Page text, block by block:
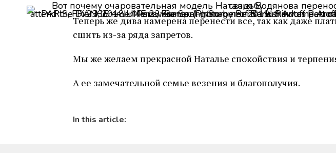
PARIS, FRANCE — JUNE 23: General manager of Berluti Antoine Arnault and Natalia Vodianova attend the Dior Homme Menswear Spring/Summer 2019 show as part of Paris Fashion Week on June 23, 2018 in
Теперь же дива намерена перенести все, так как даже
сшить из-за ряда запретов.
Мы же желаем прекрасной Наталье спокойствия и
А ее замечательной семье везения и благополучия.
In this article: